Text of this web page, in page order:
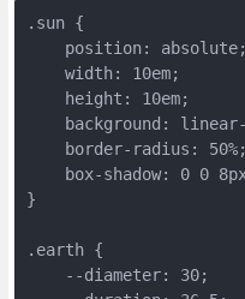
.sun {
    position: absolute;
    width: 10em;
    height: 10em;
background:
    border-radius: 50%;
box-shadow: 0 0
}
.earth {
    --diameter: 30;